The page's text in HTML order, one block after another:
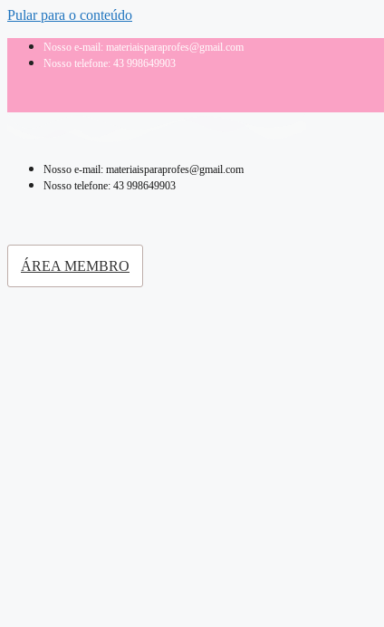
Pular para o conteúdo
Nosso e-mail: materiaisparaprofes@gmail.com
Nosso telefone: 43 998649903
Nosso e-mail: materiaisparaprofes@gmail.com
Nosso telefone: 43 998649903
ÁREA MEMBRO